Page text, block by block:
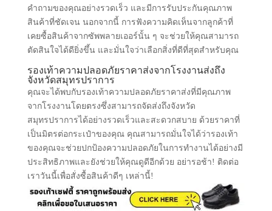
คำถามของคุณอย่างรวดเร็ว และมีการรับประกันคุณภาพ
สินค้าที่ชัดเจน นอกจากนี้ การฟังความคิดเห็นจากลูกค้าที่
เคยซื้อสินค้าจากซัพพลายเออร์นั้น ๆ จะช่วยให้คุณสามารถ
ตัดสินใจได้ดียิ่งขึ้น และมั่นใจว่าเลือกสิ่งที่ดีที่สุดสำหรับคุณ
รองเท้าความปลอดภัยราคาส่งจากโรงงานส่งถึง
จังหวัดสมุทรปราการ
คุณจะได้พบกับรองเท้าความปลอดภัยราคาส่งที่มีคุณภาพ
จากโรงงานโดยตรงซึ่งสามารถจัดส่งถึงจังหวัด
สมุทรปราการได้อย่างรวดเร็วและสะดวกสบาย ด้วยราคาที่
เป็นมิตรต่อกระเป๋าของคุณ คุณสามารถมั่นใจได้ว่ารองเท้า
ของคุณจะช่วยปกป้องความปลอดภัยในการทำงานได้อย่างมี
ประสิทธิภาพและยังช่วยให้คุณดูดีอีกด้วย อย่ารอช้า! ติดต่อ
เราวันนี้เพื่อสั่งซื้อสินค้าดีๆ เหล่านี้!